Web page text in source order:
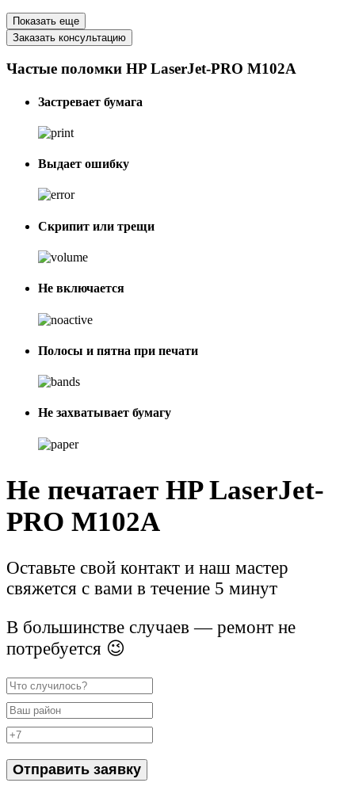
Показать еще
Заказать консультацию
Частые поломки HP LaserJet-PRO M102A
Застревает бумага
Выдает ошибку
Скрипит или трещи
Не включается
Полосы и пятна при печати
Не захватывает бумагу
Не печатает HP LaserJet-
PRO M102A
Оставьте свой контакт и наш мастер
свяжется с вами в течение 5 минут
В большинстве случаев — ремонт не
потребуется 😉
Отправить заявку